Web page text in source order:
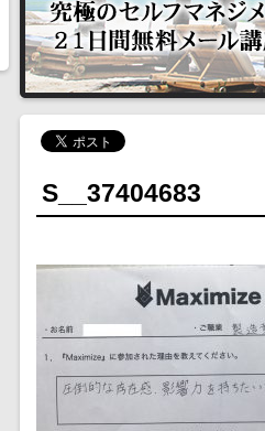
S__37404683